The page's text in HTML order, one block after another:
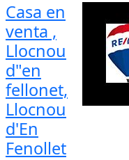
Casa en
venta ,
Llocnou
d"en
fellonet,
Llocnou
d'En
Fenollet